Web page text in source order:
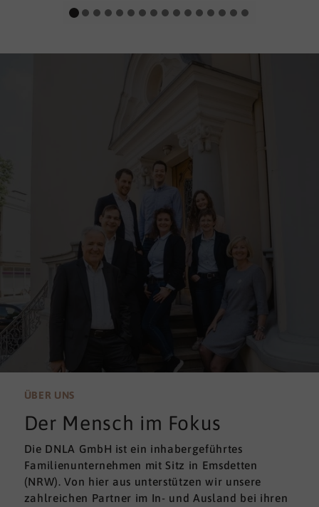
ÜBER UNS
Der Mensch im Fokus
Die DNLA GmbH ist ein inhabergeführtes
Familienunternehmen mit Sitz in Emsdetten
(NRW). Von hier aus unterstützen wir unsere
zahlreichen Partner im In- und Ausland bei ihren